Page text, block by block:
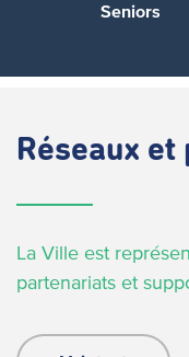
Seniors
Réseaux
La Ville est
partenariats et